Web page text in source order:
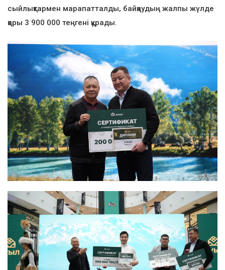
сыйлықтармен марапатталды, байқаудың жалпы жүлде
қоры 3 900 000 теңгені құрады.